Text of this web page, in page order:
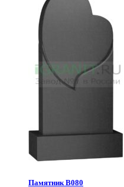
Памятник В080